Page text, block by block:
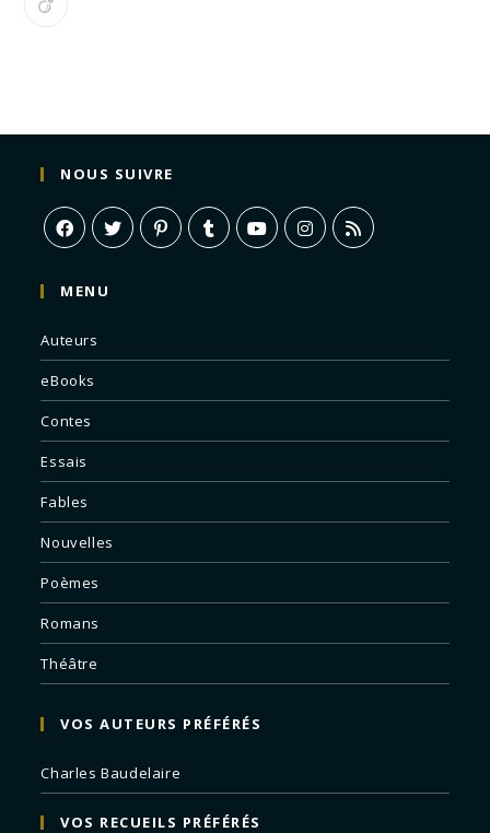
NOUS SUIVRE
MENU
Auteurs
eBooks
Contes
Essais
Fables
Nouvelles
Poèmes
Romans
Théâtre
VOS AUTEURS PRÉFÉRÉS
Charles Baudelaire
VOS RECUEILS PRÉFÉRÉS